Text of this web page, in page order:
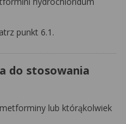
punkt 6.1.
do stosowania
lub którąkolwiek